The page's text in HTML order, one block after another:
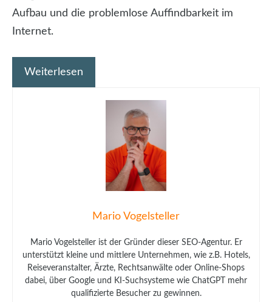
Aufbau und die problemlose Auffindbarkeit im
Internet.
Weiterlesen
Mario Vogelsteller
Mario Vogelsteller ist der Gründer dieser SEO-Agentur. Er
unterstützt kleine und mittlere Unternehmen, wie z.B. Hotels,
Reiseveranstalter, Ärzte, Rechtsanwälte oder Online-Shops
dabei, über Google und KI-Suchsysteme wie ChatGPT mehr
qualifizierte Besucher zu gewinnen.